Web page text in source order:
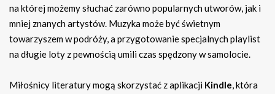
na której możemy słuchać zarówno popularnych utworów, jak i
mniej znanych artystów. Muzyka może być świetnym
towarzyszem w podróży, a przygotowanie specjalnych playlist
na długie loty z pewnością umili czas spędzony w samolocie.
Miłośnicy literatury mogą skorzystać z aplikacji Kindle, która